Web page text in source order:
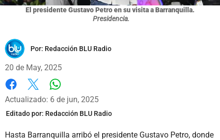
El presidente Gustavo Petro en su visita a Barranquilla.
Presidencia.
Por: Redacción BLU Radio
20 de May, 2025
Facebook
X
Actualizado: 6 de jun, 2025
Editado por: Redacción BLU Radio
Hasta Barranquilla arribó el presidente Gustavo Petro, donde